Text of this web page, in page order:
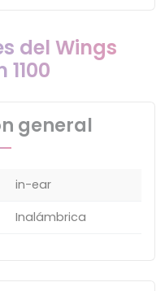
del Wings
general
in-ear
Inalámbrica